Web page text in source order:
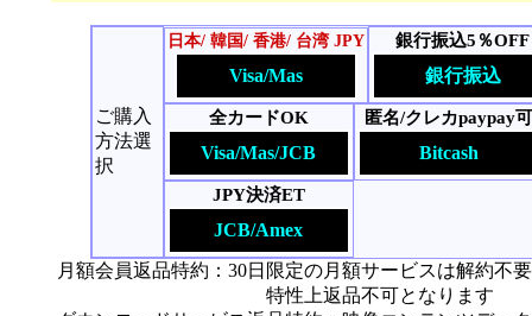
ご購入
方法選
択
日本/ 韓国/ 香港/ 台湾 JPY
Visa/Mas
銀行振込5％OFF
銀行振込
全カードOK
Visa/Mas/JCB
匿名/クレカpaypay可
Bitcash
JPY決済ET
JCB/Amex
月額会員返品特約：30日限定の月額サービスは解約不
特性上返品不可となります